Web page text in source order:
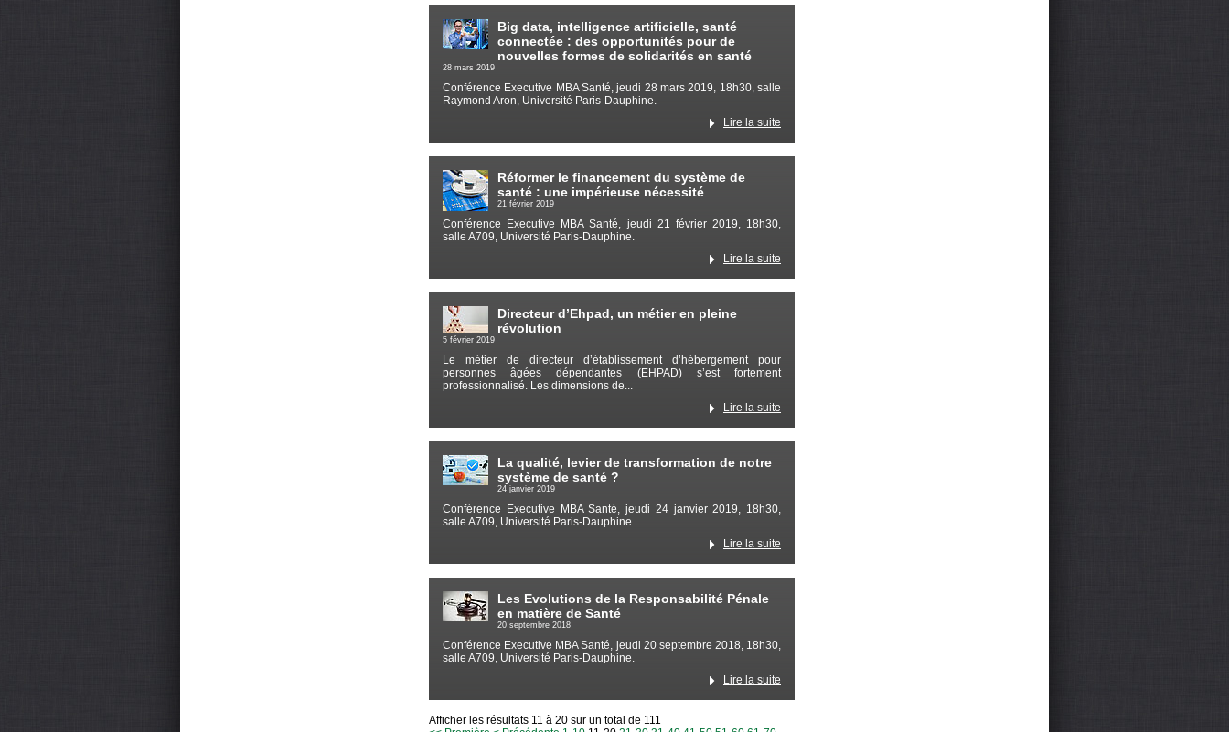
Big data, intelligence artificielle, santé
connectée : des opportunités pour de
nouvelles formes de solidarités en santé
28 mars 2019
Conférence Executive MBA Santé, jeudi 28 mars 2019, 18h30, salle
Raymond Aron, Université Paris-Dauphine.
Lire la suite
Réformer le financement du système de
santé : une impérieuse nécessité
21 février 2019
Conférence Executive MBA Santé, jeudi 21 février 2019, 18h30,
salle A709, Université Paris-Dauphine.
Lire la suite
Directeur d’Ehpad, un métier en pleine
révolution
5 février 2019
Le métier de directeur d’établissement d’hébergement pour
personnes âgées dépendantes (EHPAD) s’est fortement
professionnalisé. Les dimensions de...
Lire la suite
La qualité, levier de transformation de notre
système de santé ?
24 janvier 2019
Conférence Executive MBA Santé, jeudi 24 janvier 2019, 18h30,
salle A709, Université Paris-Dauphine.
Lire la suite
Les Evolutions de la Responsabilité Pénale
en matière de Santé
20 septembre 2018
Conférence Executive MBA Santé, jeudi 20 septembre 2018, 18h30,
salle A709, Université Paris-Dauphine.
Lire la suite
Afficher les résultats 11 à 20 sur un total de 111